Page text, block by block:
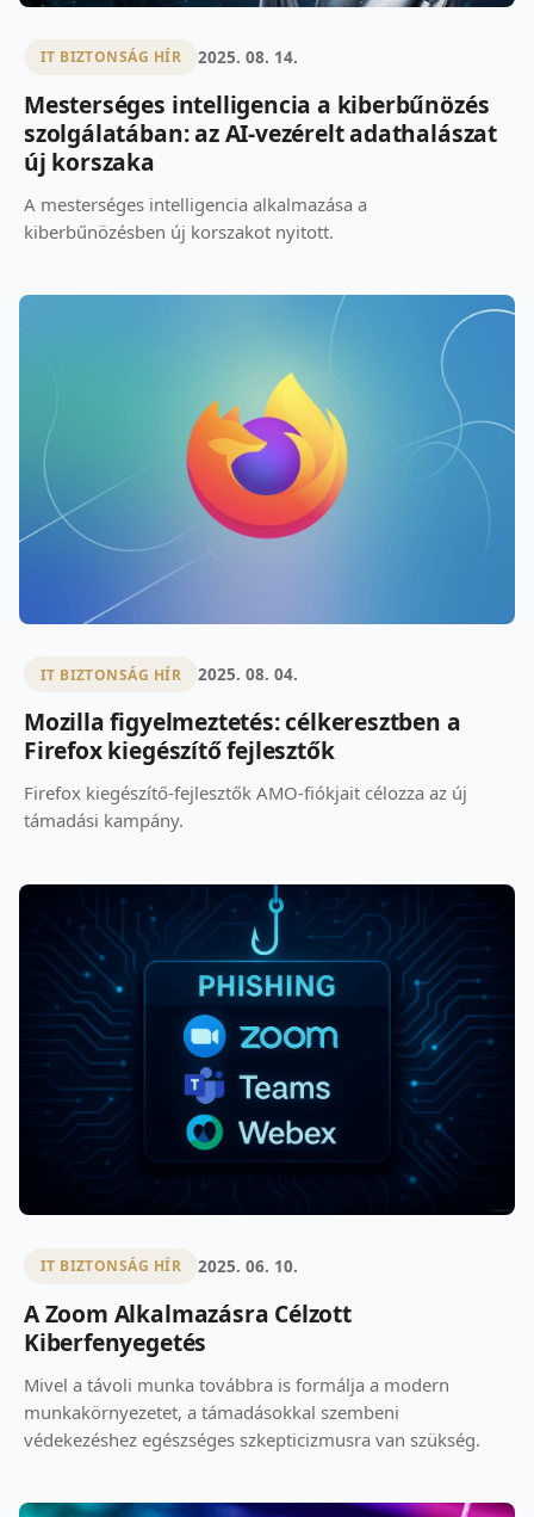
IT BIZTONSÁG HÍR 2025. 08. 14.
Mesterséges intelligencia a kiberbűnözés
szolgálatában: az AI-vezérelt adathalászat
új korszaka
A mesterséges intelligencia alkalmazása a
kiberbűnözésben új korszakot nyitott.
IT BIZTONSÁG HÍR 2025. 08. 04.
Mozilla figyelmeztetés: célkeresztben a
Firefox kiegészítő fejlesztők
Firefox kiegészítő-fejlesztők AMO-fiókjait célozza az új
támadási kampány.
IT BIZTONSÁG HÍR 2025. 06. 10.
A Zoom Alkalmazásra Célzott
Kiberfenyegetés
Mivel a távoli munka továbbra is formálja a modern
munkakörnyezetet, a támadásokkal szembeni
védekezéshez egészséges szkepticizmusra van szükség.